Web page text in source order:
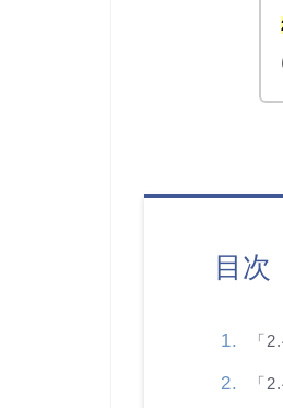
目次
「
「